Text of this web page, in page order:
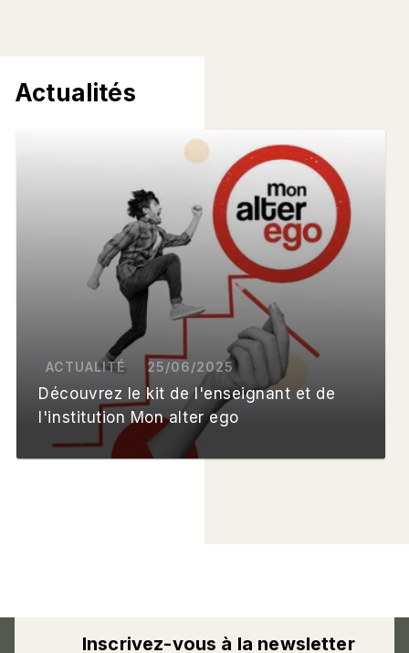
Actualités
ACTUALITÉ 25/06/2025
Découvrez le kit de l'enseignant et de
l'institution Mon alter ego
Inscrivez-vous à la newsletter